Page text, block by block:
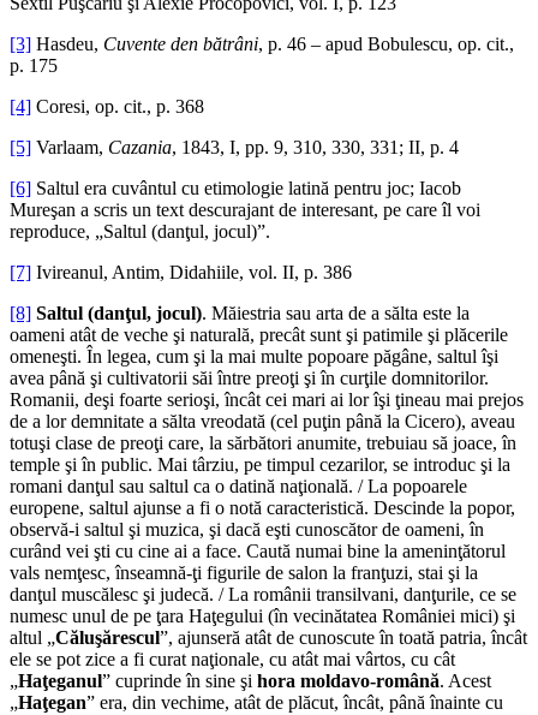
[3] Hasdeu, Cuvente den bătrâni, p. 46 – apud Bobulescu, op. cit.,
p. 175
[4] Coresi, op. cit., p. 368
[5] Varlaam, Cazania, 1843, I, pp. 9, 310, 330, 331; II, p. 4
[6] Saltul era cuvântul cu etimologie latină pentru joc; Iacob
Mureşan a scris un text descurajant de interesant, pe care îl voi
reproduce, „Saltul (danţul, jocul)”.
[7] Ivireanul, Antim, Didahiile, vol. II, p. 386
[8] Saltul (danţul, jocul). Măiestria sau arta de a sălta este la
oameni atât de veche şi naturală, precât sunt şi patimile şi plăcerile
omeneşti. În legea, cum şi la mai multe popoare păgâne, saltul îşi
avea până şi cultivatorii săi între preoţi şi în curţile domnitorilor.
Romanii, deşi foarte serioşi, încât cei mari ai lor îşi ţineau mai prejos
de a lor demnitate a sălta vreodată (cel puţin până la Cicero), aveau
totuşi clase de preoţi care, la sărbători anumite, trebuiau să joace, în
temple şi în public. Mai târziu, pe timpul cezarilor, se introduc şi la
romani danţul sau saltul ca o datină naţională. / La popoarele
europene, saltul ajunse a fi o notă caracteristică. Descinde la popor,
observă-i saltul şi muzica, şi dacă eşti cunoscător de oameni, în
curând vei şti cu cine ai a face. Caută numai bine la ameninţătorul
vals nemţesc, înseamnă-ţi figurile de salon la franţuzi, stai şi la
danţul muscălesc şi judecă. / La românii transilvani, danţurile, ce se
numesc unul de pe ţara Haţegului (în vecinătatea României mici) şi
altul „Căluşărescul”, ajunseră atât de cunoscute în toată patria, încât
ele se pot zice a fi curat naţionale, cu atât mai vârtos, cu cât
„Haţeganul” cuprinde în sine şi hora moldavo-română. Acest
„Haţegan” era, din vechime, atât de plăcut, încât, până înainte cu